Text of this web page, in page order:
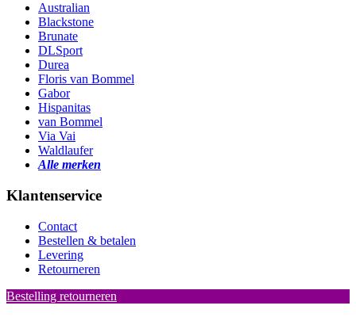
Australian
Blackstone
Brunate
DLSport
Durea
Floris van Bommel
Gabor
Hispanitas
van Bommel
Via Vai
Waldlaufer
Alle merken
Klantenservice
Contact
Bestellen & betalen
Levering
Retourneren
Bestelling retourneren